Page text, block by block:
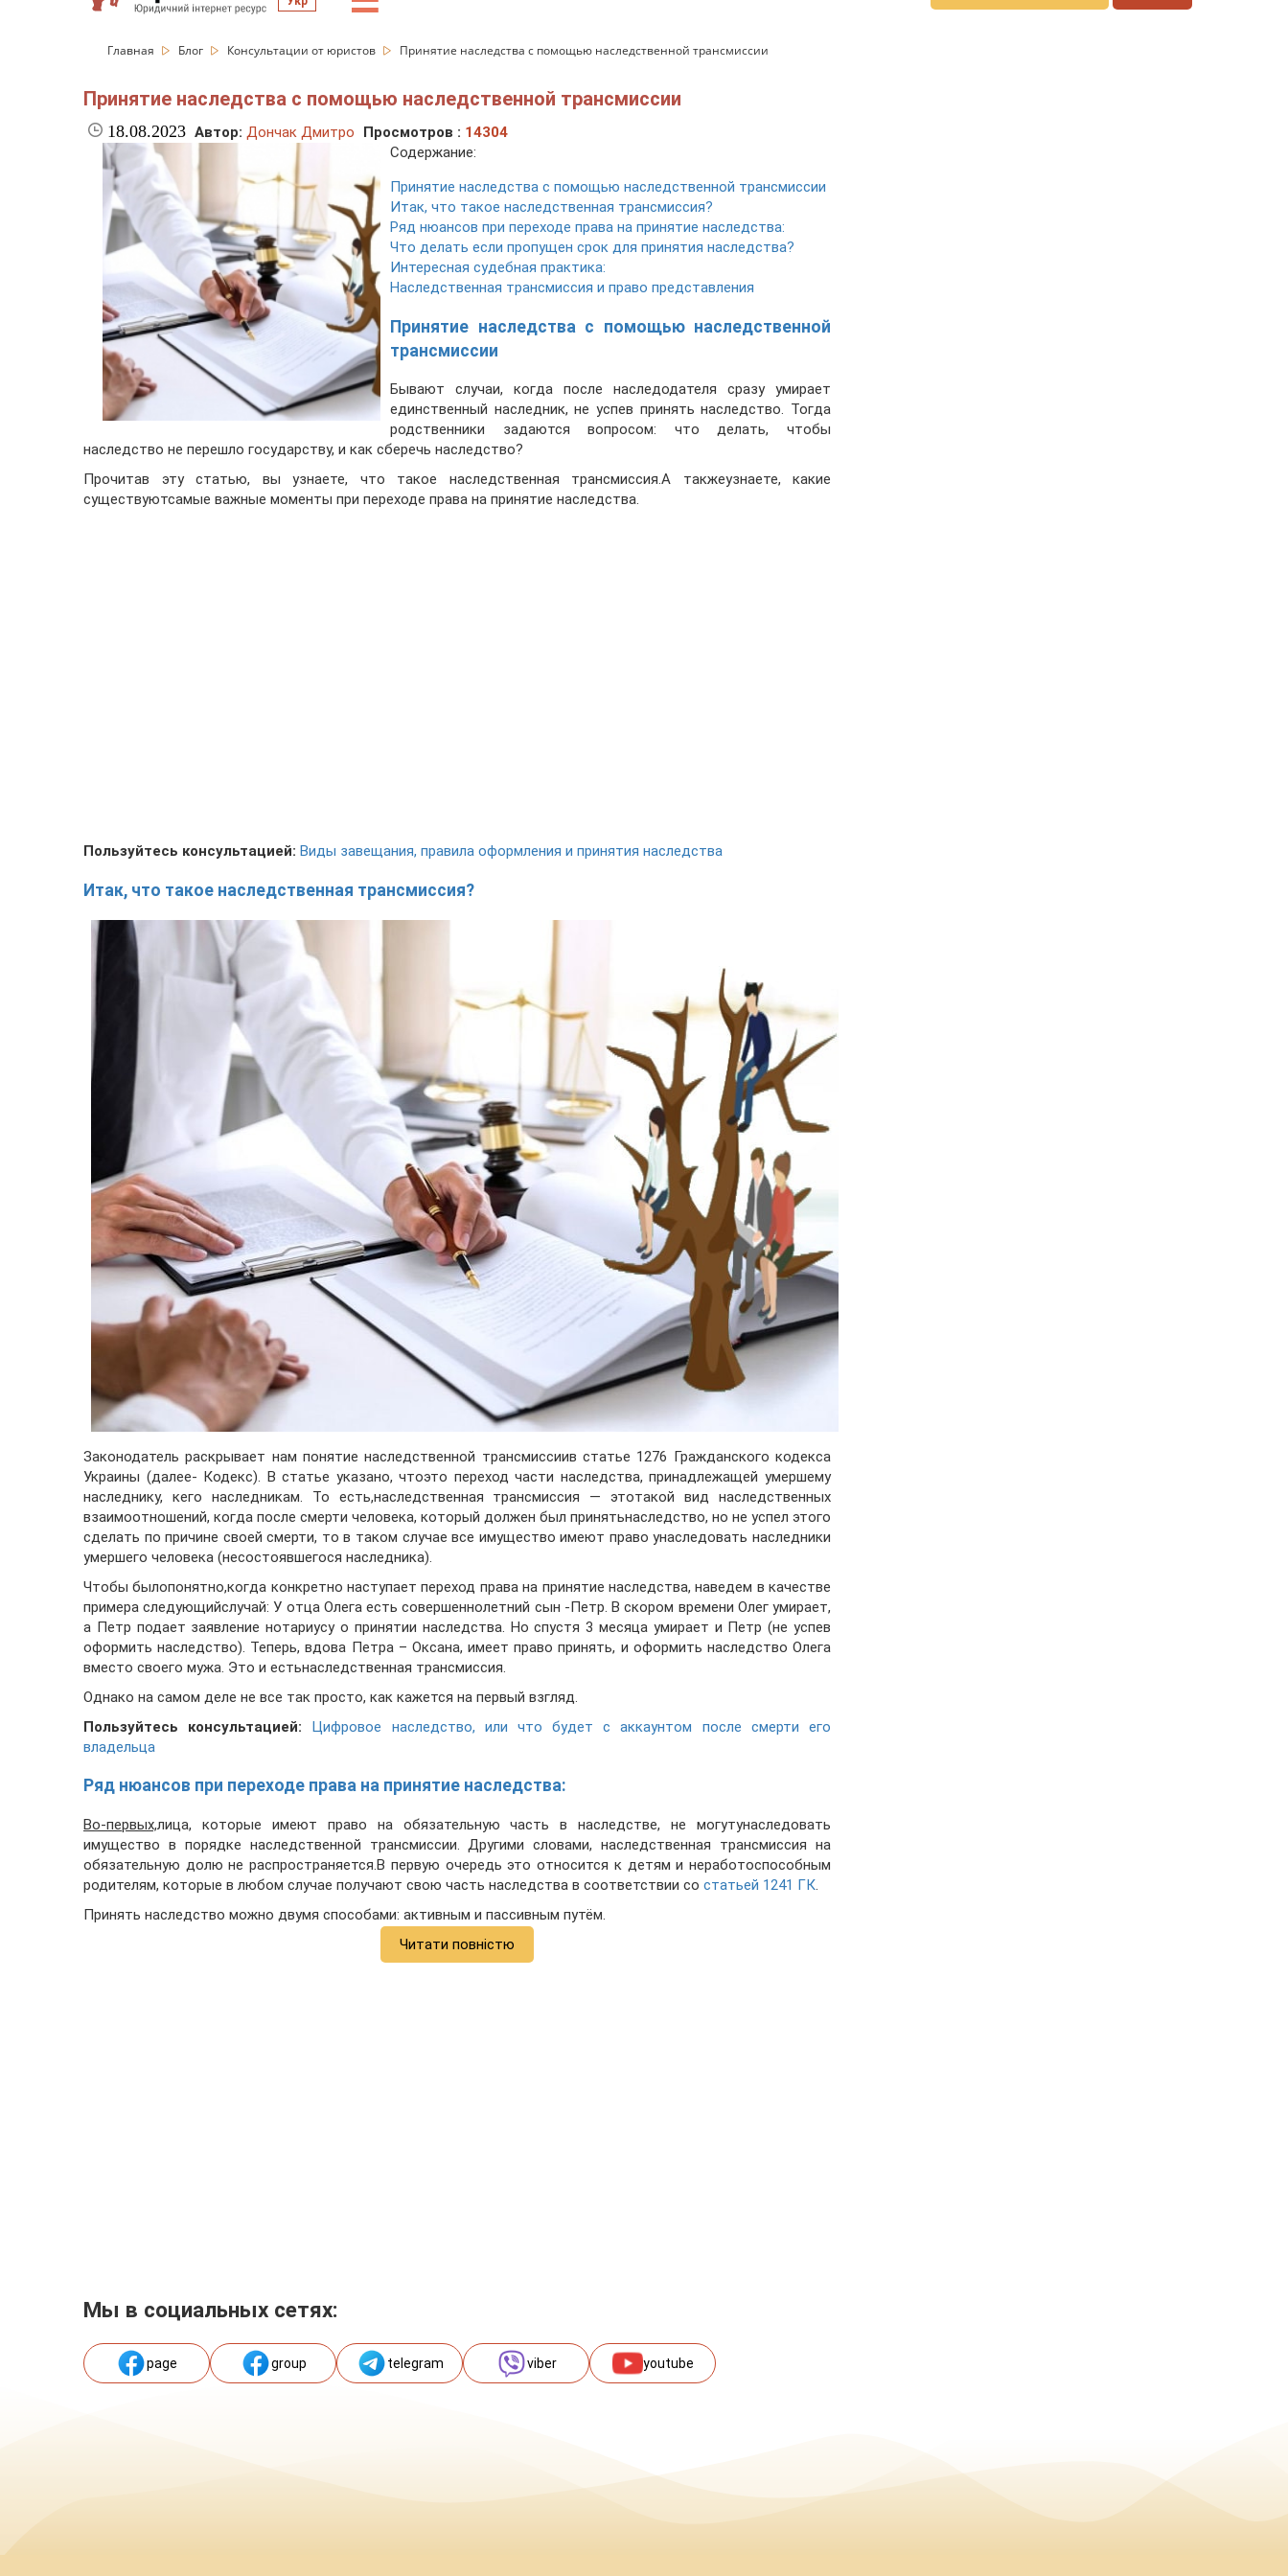
Главная Блог Консультации от юристов Принятие наследства с помощью наследственной трансмиссии
Принятие наследства с помощью наследственной трансмиссии
18.08.2023 Автор: Дончак Дмитро Просмотров : 14304
Содержание:
Принятие наследства с помощью наследственной трансмиссии
Итак, что такое наследственная трансмиссия?
Ряд нюансов при переходе права на принятие наследства:
Что делать если пропущен срок для принятия наследства?
Интересная судебная практика:
Наследственная трансмиссия и право представления
Принятие наследства с помощью наследственной
трансмиссии
Бывают случаи, когда после наследодателя сразу умирает
единственный наследник, не успев принять наследство. Тогда
родственники задаются вопросом: что делать, чтобы
наследство не перешло государству, и как сберечь наследство?
Прочитав эту статью, вы узнаете, что такое наследственная трансмиссия.А такжеузнаете, какие
существуютсамые важные моменты при переходе права на принятие наследства.
Пользуйтесь консультацией: Виды завещания, правила оформления и принятия наследства
Итак, что такое наследственная трансмиссия?
Законодатель раскрывает нам понятие наследственной трансмиссиив статье 1276 Гражданского кодекса
Украины (далее- Кодекс). В статье указано, чтоэто переход части наследства, принадлежащей умершему
наследнику, кего наследникам. То есть,наследственная трансмиссия — этотакой вид наследственных
взаимоотношений, когда после смерти человека, который должен был принятьнаследство, но не успел этого
сделать по причине своей смерти, то в таком случае все имущество имеют право унаследовать наследники
умершего человека (несостоявшегося наследника).
Чтобы былопонятно,когда конкретно наступает переход права на принятие наследства, наведем в качестве
примера следующийслучай: У отца Олега есть совершеннолетний сын -Петр. В скором времени Олег умирает,
а Петр подает заявление нотариусу о принятии наследства. Но спустя 3 месяца умирает и Петр (не успев
оформить наследство). Теперь, вдова Петра – Оксана, имеет право принять, и оформить наследство Олега
вместо своего мужа. Это и естьнаследственная трансмиссия.
Однако на самом деле не все так просто, как кажется на первый взгляд.
Пользуйтесь консультацией:
Цифровое наследство, или что будет с аккаунтом после смерти его
владельца
Ряд нюансов при переходе права на принятие наследства:
Во-первых,лица, которые имеют право на обязательную часть в наследстве, не могутунаследовать
имущество в порядке наследственной трансмиссии. Другими словами, наследственная трансмиссия на
обязательную долю не распространяется.В первую очередь это относится к детям и неработоспособным
родителям, которые в любом случае получают свою часть наследства в соответствии со статьей 1241 ГК.
Принять наследство можно двумя способами: активным и пассивным путём.
Читати повністю
Мы в социальных сетях:
page group telegram viber youtube